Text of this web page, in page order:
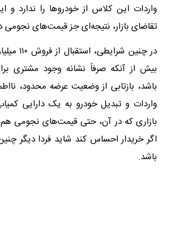
واردات این کلاس از خودروها را ندارد و
تقاضای بازار، نتیجه‌ای جز قیمت‌های
در چنین
بیش از آنکه صرفاً نشانه وجود مشتری
باشد، بازتابی از وضعیت عرضه محدود،
واردات و تبدیل خودرو به یک دارایی
بازاری که در آن، حتی قیمت‌های نجومی
اگر خریدار احساس کند شاید فردا دیگر
باشد.